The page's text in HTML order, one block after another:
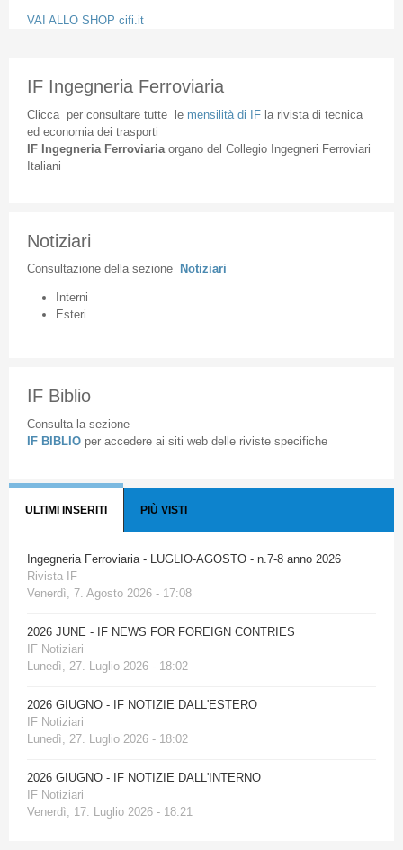
VAI ALLO SHOP cifi.it
IF Ingegneria Ferroviaria
Cliccaper consultare tuttele mensilità di IFla rivista di tecnica
ed economia dei trasporti
IF Ingegneria Ferroviaria organodel Collegio Ingegneri Ferroviari
Italiani
Notiziari
Consultazione della sezione Notiziari
Interni
Esteri
IF Biblio
Consulta la sezione
IF BIBLIO per accedere ai siti web delle riviste specifiche
ULTIMI INSERITI PIÙ VISTI
Ingegneria Ferroviaria - LUGLIO-AGOSTO - n.7-8 anno 2026
Rivista IF
Venerdì, 7. Agosto 2026 - 17:08
2026 JUNE - IF NEWS FOR FOREIGN CONTRIES
IF Notiziari
Lunedì, 27. Luglio 2026 - 18:02
2026 GIUGNO - IF NOTIZIE DALL'ESTERO
IF Notiziari
Lunedì, 27. Luglio 2026 - 18:02
2026 GIUGNO - IF NOTIZIE DALL'INTERNO
IF Notiziari
Venerdì, 17. Luglio 2026 - 18:21